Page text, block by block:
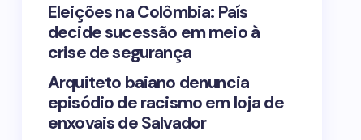
Eleições na Colômbia: País
decide sucessão em meio à
crise de segurança
Arquiteto baiano denuncia
episódio de racismo em loja de
enxovais de Salvador